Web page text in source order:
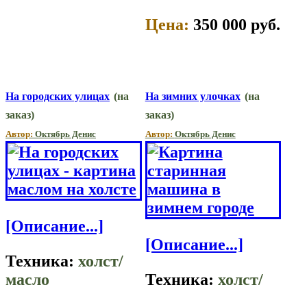
Цена: 350 000 руб.
На городских улицах (на
заказ)
Автор: Октябрь Денис
[Описание...]
Техника: холст/
масло
На зимних улочках (на
заказ)
Автор: Октябрь Денис
[Описание...]
Техника: холст/